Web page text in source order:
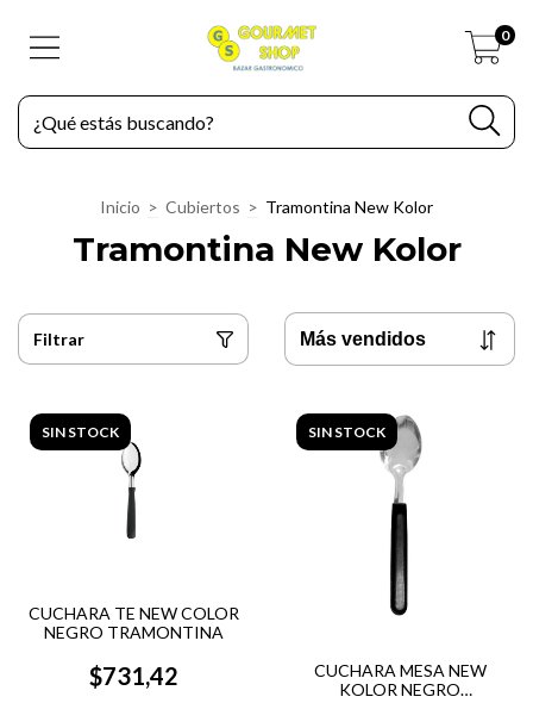
0
Inicio > Cubiertos > Tramontina New Kolor
Tramontina New Kolor
Filtrar
SIN STOCK
CUCHARA TE NEW COLOR
NEGRO TRAMONTINA
$731,42
SIN STOCK
CUCHARA MESA NEW
KOLOR NEGRO